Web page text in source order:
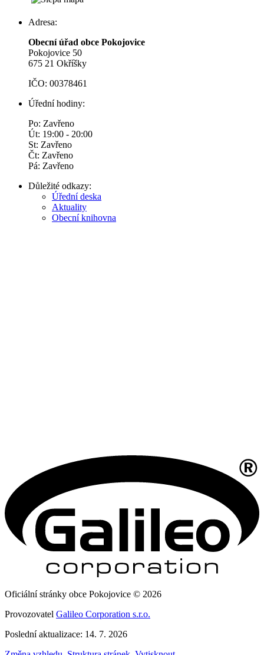
Adresa:
Obecní úřad obce Pokojovice
Pokojovice 50
675 21 Okříšky
IČO: 00378461
Úřední hodiny:
Po: Zavřeno
Út: 19:00 - 20:00
St: Zavřeno
Čt: Zavřeno
Pá: Zavřeno
Důležité odkazy:
Úřední deska
Aktuality
Obecní knihovna
Oficiální stránky obce Pokojovice © 2026
Provozovatel Galileo Corporation s.r.o.
Poslední aktualizace: 14. 7. 2026